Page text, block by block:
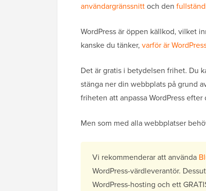
användargränssnittoch den
WordPress är öppen källkod, vilket
kanske du tänker, varför är
Det är gratis i betydelsen frihet. Du
stänga ner din webbplats på grund
friheten att anpassa WordPress
Men som med alla webbplatser
Vi rekommenderar att använda
WordPress-värdleverantör.
WordPress-hosting och ett